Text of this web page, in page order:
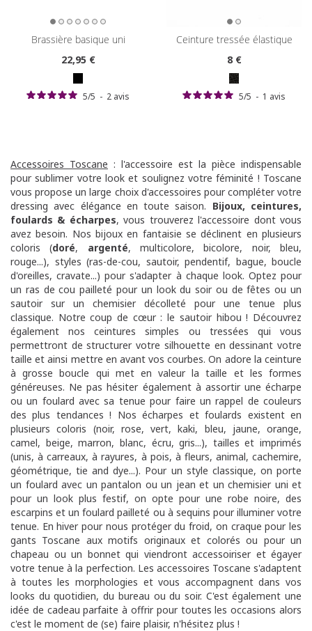
brassière basique uni
22,95 €
5/5 - 2 avis
ceinture tressée élastique
8€
5/5 - 1 avis
Accessoires Toscane : l'accessoire est la pièce indispensable
pour sublimer votre look et soulignez votre féminité ! Toscane
vous propose un large choix d'accessoires pour compléter votre
dressing avec élégance en toute saison. Bijoux, ceintures,
foulards & écharpes, vous trouverez l'accessoire dont vous
avez besoin. Nos bijoux en fantaisie se déclinent en plusieurs
coloris (doré, argenté, multicolore, bicolore, noir, bleu,
rouge...), styles (ras-de-cou, sautoir, pendentif, bague, boucle
d'oreilles, cravate...) pour s'adapter à chaque look. Optez pour
un ras de cou pailleté pour un look du soir ou de fêtes ou un
sautoir sur un chemisier décolleté pour une tenue plus
classique. Notre coup de cœur : le sautoir hibou ! Découvrez
également nos ceintures simples ou tressées qui vous
permettront de structurer votre silhouette en dessinant votre
taille et ainsi mettre en avant vos courbes. On adore la ceinture
à grosse boucle qui met en valeur la taille et les formes
généreuses. Ne pas hésiter également à assortir une écharpe
ou un foulard avec sa tenue pour faire un rappel de couleurs
des plus tendances ! Nos écharpes et foulards existent en
plusieurs coloris (noir, rose, vert, kaki, bleu, jaune, orange,
camel, beige, marron, blanc, écru, gris...), tailles et imprimés
(unis, à carreaux, à rayures, à pois, à fleurs, animal, cachemire,
géométrique, tie and dye...). Pour un style classique, on porte
un foulard avec un pantalon ou un jean et un chemisier uni et
pour un look plus festif, on opte pour une robe noire, des
escarpins et un foulard pailleté ou à sequins pour illuminer votre
tenue. En hiver pour nous protéger du froid, on craque pour les
gants Toscane aux motifs originaux et colorés ou pour un
chapeau ou un bonnet qui viendront accessoiriser et égayer
votre tenue à la perfection. Les accessoires Toscane s'adaptent
à toutes les morphologies et vous accompagnent dans vos
looks du quotidien, du bureau ou du soir. C'est également une
idée de cadeau parfaite à offrir pour toutes les occasions alors
c'est le moment de (se) faire plaisir, n'hésitez plus !